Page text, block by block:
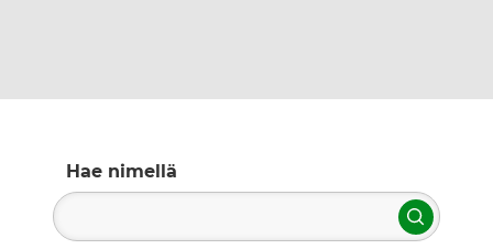
Hae nimellä
Hae